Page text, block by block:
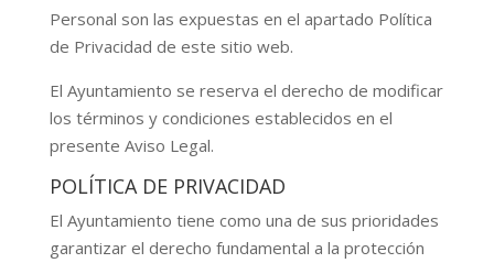
Personal son las expuestas en el apartado Política
de Privacidad de este sitio web.
El Ayuntamiento se reserva el derecho de modificar
los términos y condiciones establecidos en el
presente Aviso Legal.
POLÍTICA DE PRIVACIDAD
El Ayuntamiento tiene como una de sus prioridades
garantizar el derecho fundamental a la protección